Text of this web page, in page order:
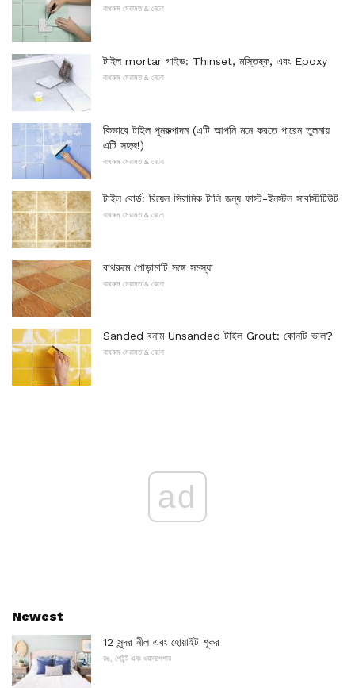
বাথরুম মেরামত & রেনো
টাইল mortar গাইড: Thinset, মস্তিষ্ক, এবং Epoxy
বাথরুম মেরামত & রেনো
কিভাবে টাইল পুনরুত্পাদন (এটি আপনি মনে করতে পারেন তুলনায়
এটি সহজ!)
বাথরুম মেরামত & রেনো
টাইল বোর্ড: রিয়েল সিরামিক টালি জন্য ফাস্ট-ইনস্টল সাবস্টিটিউট
বাথরুম মেরামত & রেনো
বাথরুমে পোড়ামাটি সঙ্গে সমস্যা
বাথরুম মেরামত & রেনো
Sanded বনাম Unsanded টাইল Grout: কোনটি ভাল?
বাথরুম মেরামত & রেনো
ad
Newest
12 সুন্দর নীল এবং হোয়াইট শূকর
রঙ, পেইন্ট এবং ওয়ালপেপার